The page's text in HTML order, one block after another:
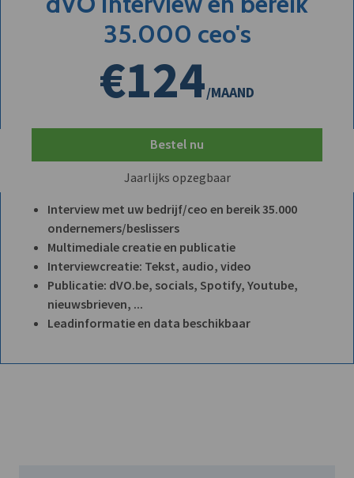
35.000 ceo's
€124/MAAND
Bestel nu
Jaarlijks opzegbaar
Interview met uw bedrijf/ceo en bereik 35.000
ondernemers/beslissers
Multimediale creatie en publicatie
Interviewcreatie: Tekst, audio, video
Publicatie: dVO.be, socials, Spotify, Youtube,
nieuwsbrieven, ...
Leadinformatie en data beschikbaar